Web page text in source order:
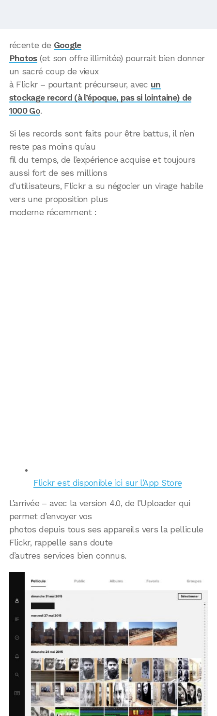
récente de Google
Photos(et son offre illimitée) pourrait bien donner
un sacré coup de vieux
à Flickr – pourtant précurseur, avec un
stockage record (à l’époque, pas si lointaine) de
1000 Go.
Si les records sont faits pour être battus, il n’en
reste pas moins qu’au
fil du temps, de l’expérience acquise et toujours
aussi fort de ses millions
d’utilisateurs, Flickr a su négocier un virage habile
vers une proposition plus
moderne récemment :
Flickr est disponible ici sur l’App Store
L’arrivée – avec la version 4.0, de l’Uploader qui
permet d’envoyer vos
photos depuis tous ses appareils vers la pellicule
Flickr, rappelle sans doute
d’autres services bien connus.